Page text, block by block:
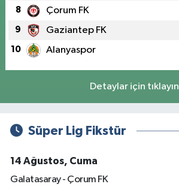
8 Çorum FK
9 Gaziantep FK
10 Alanyaspor
Detaylar için tıklayın
Süper Lig Fikstür
14 Ağustos, Cuma
Galatasaray - Çorum FK